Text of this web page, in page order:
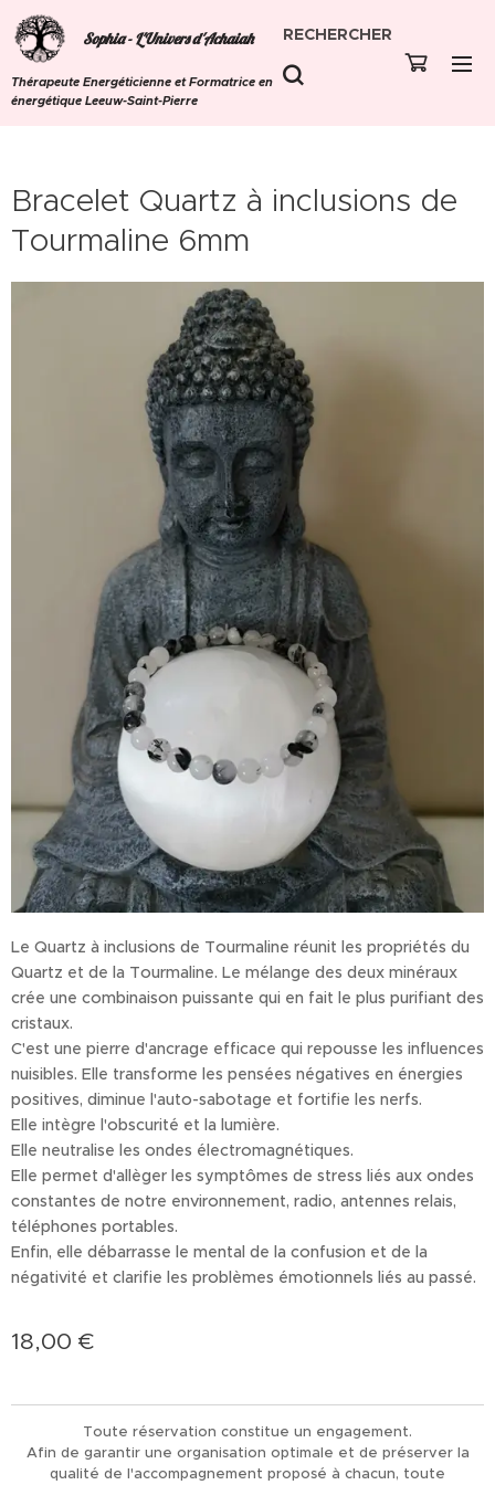
Sophia - L'Univers d'Achaiah
Thérapeute Energéticienne et Formatrice en
énergétique Leeuw-Saint-Pierre
RECHERCHER
Bracelet Quartz à inclusions de
Tourmaline 6mm
Le Quartz à inclusions de Tourmaline réunit les propriétés du
Quartz et de la Tourmaline. Le mélange des deux minéraux
crée une combinaison puissante qui en fait le plus purifiant des
cristaux.
C'est une pierre d'ancrage efficace qui repousse les influences
nuisibles. Elle transforme les pensées négatives en énergies
positives, diminue l'auto-sabotage et fortifie les nerfs.
Elle intègre l'obscurité et la lumière.
Elle neutralise les ondes électromagnétiques.
Elle permet d'allèger les symptômes de stress liés aux ondes
constantes de notre environnement, radio, antennes relais,
téléphones portables.
Enfin, elle débarrasse le mental de la confusion et de la
négativité et clarifie les problèmes émotionnels liés au passé.
18,00 €
Toute réservation constitue un engagement.
Afin de garantir une organisation optimale et de préserver la
qualité de l'accompagnement proposé à chacun, toute